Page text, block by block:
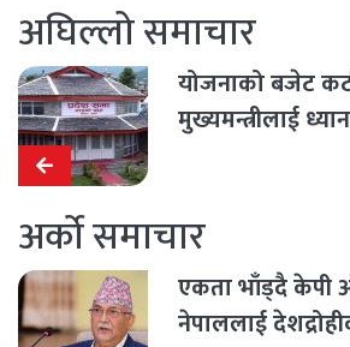
अघिल्लो समाचार
योजनाको बजेट
मुख्यमन्त्रीलाई
अर्को समाचार
एकता भाँड्दै केपी
नेपाललाई